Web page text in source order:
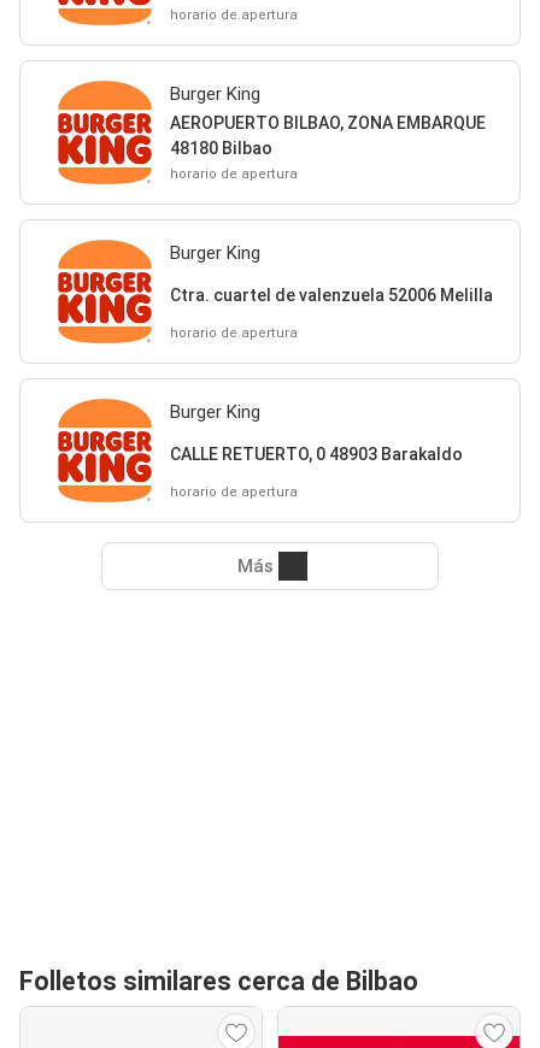
horario de apertura
Burger King
AEROPUERTO BILBAO, ZONA EMBARQUE
48180 Bilbao
horario de apertura
Burger King
Ctra. cuartel de valenzuela 52006 Melilla
horario de apertura
Burger King
CALLE RETUERTO, 0 48903 Barakaldo
horario de apertura
Más
Folletos similares cerca de Bilbao